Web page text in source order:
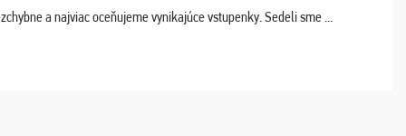
a najviac oceňujeme vynikajúce vstupenky. Sedeli sme ...